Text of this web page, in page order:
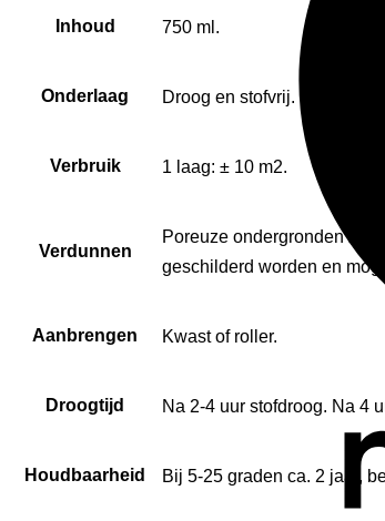
Inhoud 750 ml.
Onderlaag Droog en stofvrij.
Verbruik 1 laag: ± 10 m2.
Verdunnen
Poreuze ondergronden
geschilderd worden en
Aanbrengen Kwast of roller.
Droogtijd Na 2-4 uur stofdroog. Na 4
Houdbaarheid Bij 5-25 graden ca. 2 jaar,